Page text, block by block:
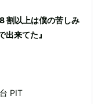
割以上は僕の苦しみ
来てた』
PIT